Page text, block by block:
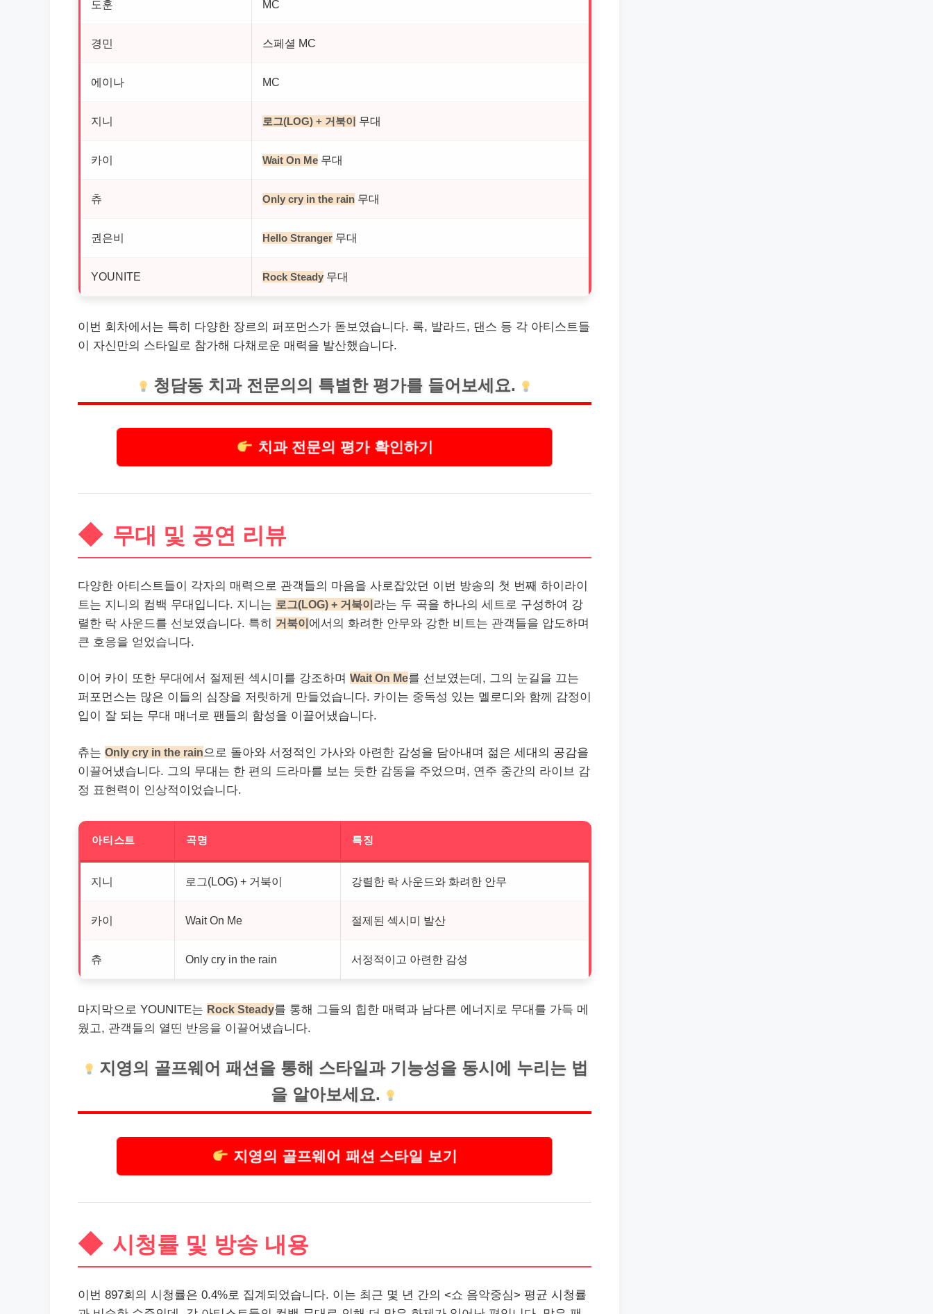
도훈 MC
경민 스페셜 MC
에이나 MC
지니 로그(LOG) + 거북이 무대
카이 Wait On Me 무대
츄 Only cry in the rain 무대
권은비 Hello Stranger 무대
YOUNITE Rock Steady 무대
이번 회차에서는 특히 다양한 장르의 퍼포먼스가 돋보였습니다. 록, 발라드, 댄스 등 각 아티스트들
이 자신만의 스타일로 참가해 다채로운 매력을 발산했습니다.
청담동 치과전문의의 특별한 평가를 들어보세요.
치과 전문의 평가 확인하기
무대 및 공연 리뷰
다양한 아티스트들이 각자의 매력으로 관객들의 마음을 사로잡았던 이번 방송의 첫 번째 하이라이
트는 지니의 컴백 무대입니다. 지니는 로그(LOG) + 거북이라는 두 곡을 하나의 세트로 구성하여 강
렬한 락 사운드를 선보였습니다. 특히 거북이에서의 화려한 안무와 강한 비트는 관객들을 압도하며
큰 호응을 얻었습니다.
이어 카이 또한 무대에서 절제된 섹시미를 강조하며 Wait On Me를 선보였는데, 그의 눈길을 끄는
퍼포먼스는 많은 이들의 심장을 저릿하게 만들었습니다. 카이는 중독성 있는 멜로디와 함께 감정이
입이 잘 되는 무대 매너로 팬들의 함성을 이끌어냈습니다.
츄는 Only cry in the rain으로 돌아와 서정적인 가사와 아련한 감성을 담아내며 젊은 세대의 공감을
이끌어냈습니다. 그의 무대는 한 편의 드라마를 보는 듯한 감동을 주었으며, 연주 중간의 라이브 감
정 표현력이 인상적이었습니다.
아티스트 곡명 특징
지니 로그(LOG) + 거북이 강렬한 락 사운드와 화려한 안무
카이 Wait On Me 절제된 섹시미 발산
츄 Only cry in the rain 서정적이고 아련한 감성
마지막으로 YOUNITE는 Rock Steady를 통해 그들의 힙한 매력과 남다른 에너지로 무대를 가득 메
웠고, 관객들의 열띤 반응을 이끌어냈습니다.
지영의 골프웨어 패션을 통해 스타일과 기능성을 동시에 누리는 법
을 알아보세요.
지영의 골프웨어 패션 스타일 보기
시청률 및 방송 내용
이번 897회의 시청률은 0.4%로 집계되었습니다. 이는 최근 몇 년 간의 <쇼 음악중심> 평균 시청률